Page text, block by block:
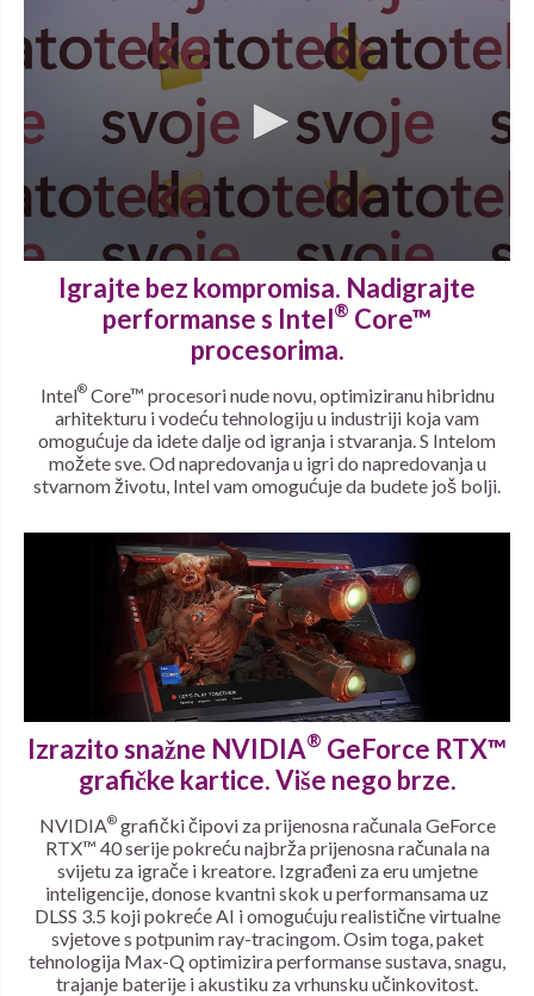
Igrajte bez kompromisa. Nadigrajte
performanse s Intel® Core™
procesorima.
Intel®Core™ procesori nude novu, optimiziranu hibridnu
arhitekturu i vodeću tehnologiju u industriji koja vam
omogućuje da idete dalje od igranja i stvaranja. S Intelom
možete sve. Od napredovanja u igri do napredovanja u
stvarnom životu, Intel vam omogućuje da budete još bolji.
Izrazito snažne NVIDIA® GeForce RTX™
grafičke kartice. Više nego brze.
NVIDIA®grafički čipovi za prijenosna računala GeForce
RTX™ 40 serije pokreću najbrža prijenosna računala na
svijetu za igrače i kreatore. Izgrađeni za eru umjetne
inteligencije, donose kvantni skok u performansama uz
DLSS 3.5 koji pokreće AI i omogućuju realistične virtualne
svjetove s potpunim ray-tracingom. Osim toga, paket
tehnologija Max-Q optimizira performanse sustava, snagu,
trajanje baterije i akustiku za vrhunsku učinkovitost.